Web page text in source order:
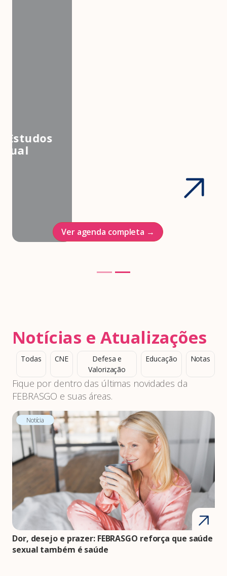
Associação Brasileira de Estudos
em Medicina e Saúde Sexual
Ver agenda completa →
Notícias e Atualizações
Todas CNE
Defesa e
Valorização
Educação Notas
Fique por dentro das últimas novidades da
FEBRASGO e suas áreas.
Notícia
Dor, desejo e prazer: FEBRASGO reforça que saúde
sexual também é saúde